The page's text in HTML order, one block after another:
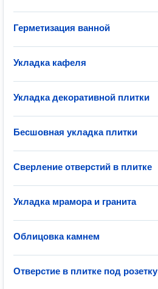
Герметизация ванной
Укладка кафеля
Укладка декоративной плитки
Бесшовная укладка плитки
Сверление отверстий в плитке
Укладка мрамора и гранита
Облицовка камнем
Отверстие в плитке под розетку